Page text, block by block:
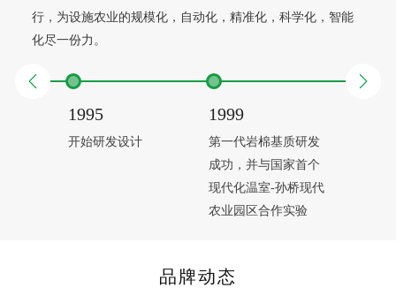
行，为设施农业的规模化，自动化，精准化，科学化，智能
化尽一份力。
1995
开始研发设计
1999
第一代岩棉基质研发
成功，并与国家首个
现代化温室-孙桥现代
农业园区合作实验
品牌动态